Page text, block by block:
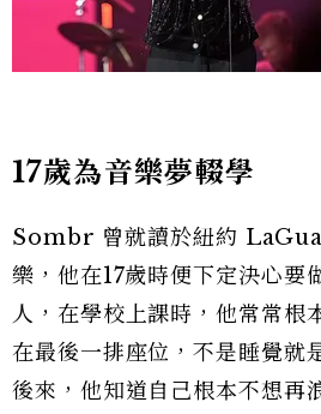
17歲為音樂夢輟學
Sombr 曾就讀於紐約
樂，他在17歲時便下定決心要
人，在學校上課時，他常常根
在最後一排座位，不是睡覺就
後來，他知道自己根本不想再